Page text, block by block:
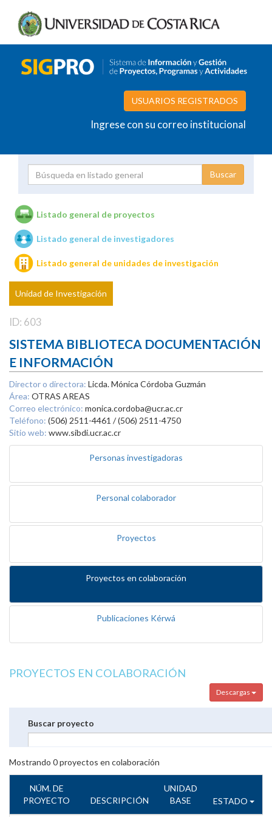
USUARIOS REGISTRADOS
Ingrese con su correo institucional
Unidades de investigación
Listado general de proyectos
Listado general de investigadores
Listado general de unidades de investigación
Unidad de Investigación
ID: 603
SISTEMA BIBLIOTECA DOCUMENTACIÓN
E INFORMACIÓN
Director o directora: Licda. Mónica Córdoba Guzmán
Área: OTRAS AREAS
Correo electrónico: monica.cordoba@ucr.ac.cr
Teléfono: (506) 2511-4461 / (506) 2511-4750
Sitio web: www.sibdi.ucr.ac.cr
Personas investigadoras
Personal colaborador
Proyectos
Proyectos en colaboración
Publicaciones Kérwá
PROYECTOS EN COLABORACIÓN
Descargas
Buscar proyecto
Mostrando 0proyectos en colaboración
NÚM. DE
PROYECTO
DESCRIPCIÓN
UNIDAD
BASE
ESTADO